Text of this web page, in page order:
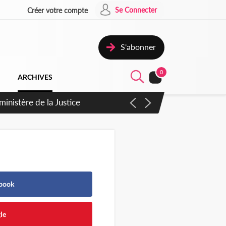
Créer votre compte Se Connecter
S'abonner
ARCHIVES
0
de la Justice